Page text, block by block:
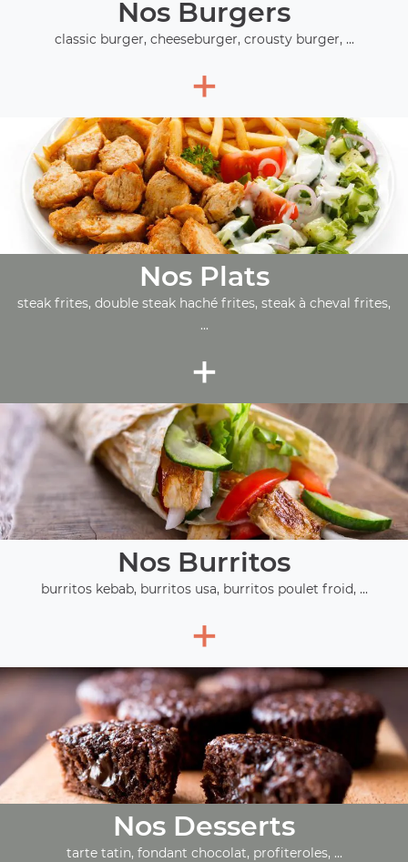
Nos Burgers
classic burger, cheeseburger, crousty burger, ...
+
Nos Plats
steak frites, double steak haché frites, steak à cheval frites,
...
+
Nos Burritos
burritos kebab, burritos usa, burritos poulet froid, ...
+
Nos Desserts
tarte tatin, fondant chocolat, profiteroles, ...